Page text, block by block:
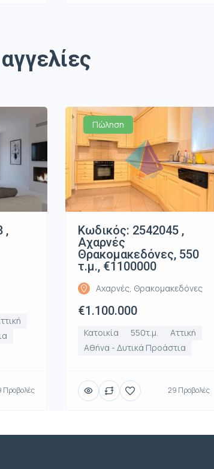
,
Προβολές
Πώληση
Κωδικός: 2542045 ,
Αχαρνές
Θρακομακεδόνες, 550
τ.μ., €1100000
Αχαρνές, Θρακομακεδόνες
€1.100.000
Κατοικία 550τ.μ.
Αττική
Αθήνα - Δυτικά Προάστια
29 Προβολές